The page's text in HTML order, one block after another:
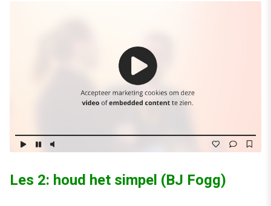
Les 2: houd het simpel (BJ Fogg)